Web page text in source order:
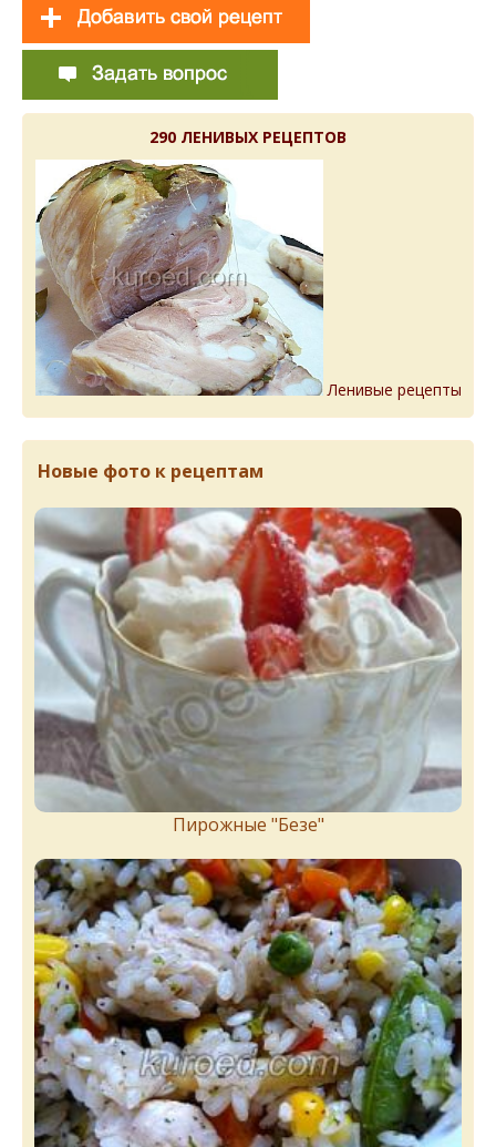
290 ЛЕНИВЫХ РЕЦЕПТОВ
Ленивые рецепты
Новые фото к рецептам
Пирожныe "Бeзe"